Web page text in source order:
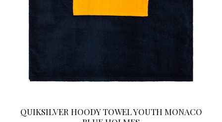
QUIKSILVER HOODY TOWEL YOUTH MONACO